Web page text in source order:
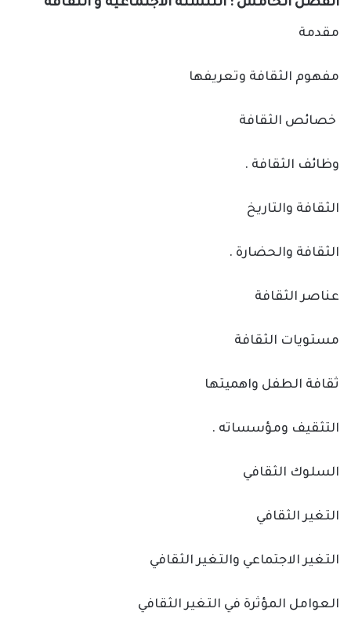
الفصل الخامس : التنشئة الاجتماعية و الثقافة
مقدمة
مفهوم الثقافة وتعريفها
خصائص الثقافة
وظائف الثقافة .
الثقافة والتاريخ
الثقافة والحضارة .
عناصر الثقافة
مستويات الثقافة
ثقافة الطفل واهميتها
التثقيف ومؤسساته .
السلوك الثقافي
التغير الثقافي
التغير الاجتماعي والتغير الثقافي
العوامل المؤثرة في التغير الثقافي